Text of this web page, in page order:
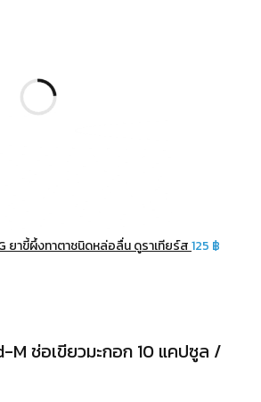
ยาขี้ผึ้งทาตาชนิดหล่อลื่น ดูราเทียร์ส125 ฿
M ช่อเขียวมะกอก 10 แคปซูล /